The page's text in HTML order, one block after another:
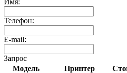
Телефон:
E-mail:
Запрос
Модель
Принтер